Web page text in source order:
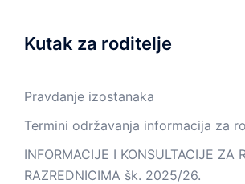
Kutak za roditelje
Pravdanje izostanaka
Termini održavanja informacija za
INFORMACIJE I KONSULTACIJE ZA
RAZREDNICIMA šk. 2025/26.